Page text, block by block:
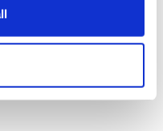
clienti che hanno